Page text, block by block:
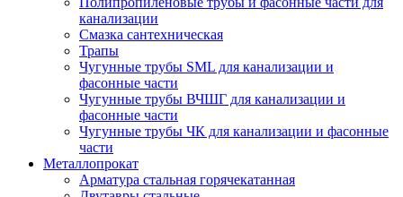
канализации
Смазка сантехническая
Трапы
Чугунные трубы SML для канализации и
фасонные части
Чугунные трубы ВЧШГ для канализации и
фасонные части
Чугунные трубы ЧК для канализации и фасонные
части
Металлопрокат
Арматура стальная горячекатанная